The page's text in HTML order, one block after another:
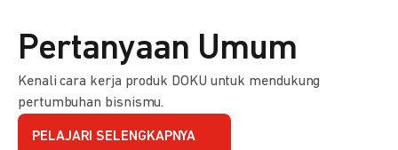
Pertanyaan Umum
Kenali cara kerja produk DOKU untuk mendukung
pertumbuhan bisnismu.
PELAJARI SELENGKAPNYA